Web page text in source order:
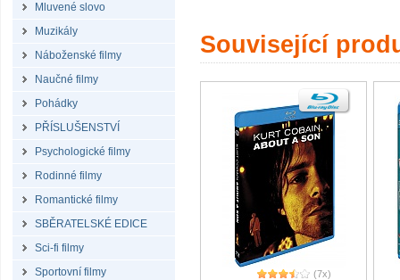
Mluvené slovo
Muzikály
Náboženské filmy
Naučné filmy
Pohádky
PŘÍSLUŠENSTVÍ
Psychologické filmy
Rodinné filmy
Romantické filmy
SBĚRATELSKÉ EDICE
Sci-fi filmy
Sportovní filmy
Související
(7x)